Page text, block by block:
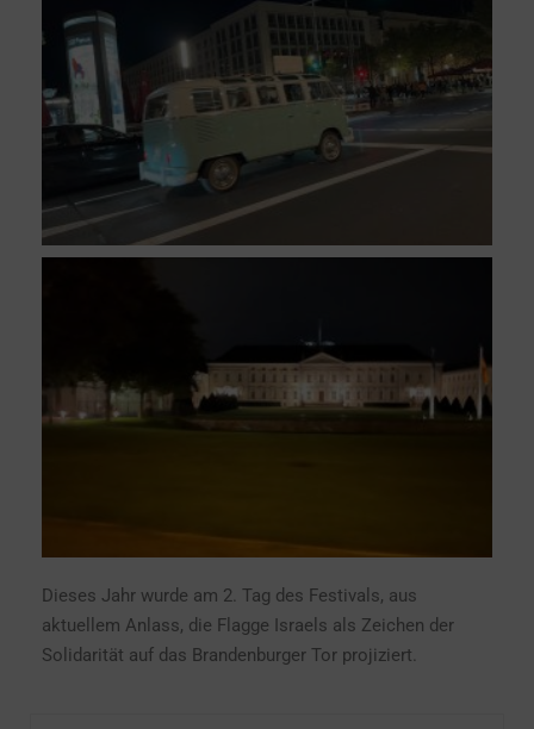
Dieses Jahr wurde am 2. Tag des Festivals, aus
aktuellem Anlass, die Flagge Israels als Zeichen der
Solidarität auf das Brandenburger Tor projiziert.